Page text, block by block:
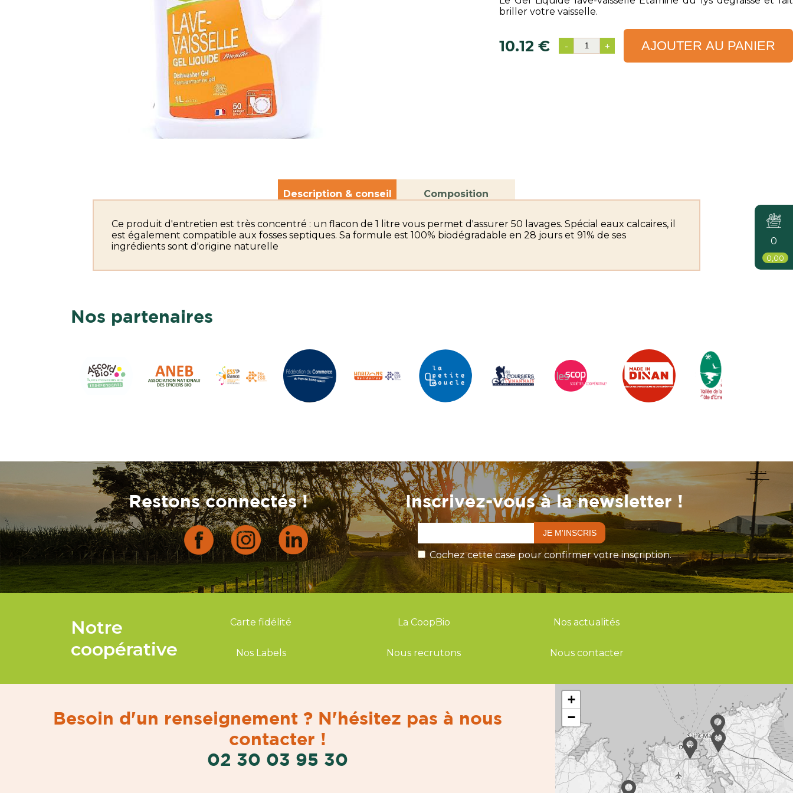
0
0,00
briller votre vaisselle.
10.12 € - + AJOUTER AU PANIER
Description & conseil Composition
Ce produit d'entretien est très concentré : un flacon de 1 litre vous permet d'assurer 50 lavages. Spécial eaux calcaires, il
est également compatible aux fosses septiques. Sa formule est 100% biodégradable en 28 jours et 91% de ses
ingrédients sont d'origine naturelle
Nos partenaires
Restons connectés ! Inscrivez-vous à la newsletter !
Cochez cette case pour confirmer votre inscription.
Notre
coopérative
Carte fidélité La CoopBio Nos actualités
Nos Labels Nous recrutons Nous contacter
Besoin d'un renseignement ? N'hésitez pas à nous
contacter !
02 30 03 95 30
+
−